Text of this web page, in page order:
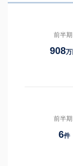
前半期
908万
前半期
6件